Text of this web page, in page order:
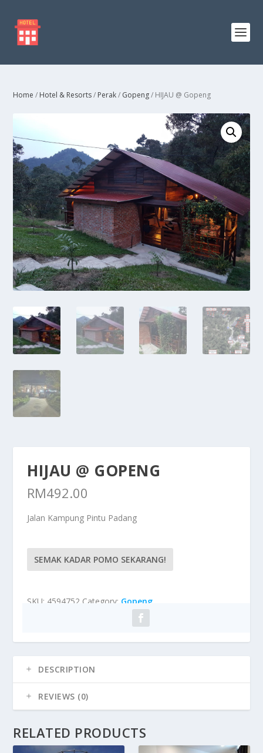
Home / Hotel & Resorts/ Perak/ Gopeng/ HIJAU @ Gopeng
HIJAU @ GOPENG
RM492.00
Jalan Kampung Pintu Padang
SEMAK KADAR POMO SEKARANG!
SKU: 4594752 Category: Gopeng
DESCRIPTION
REVIEWS (0)
RELATED PRODUCTS